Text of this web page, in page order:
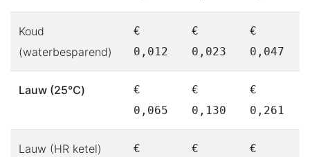
Koud
(waterbesparend)
€
0,012
€
0,023
€
0,047
Lauw (25℃)
€
0,065
€
0,130
€
0,261
Lauw (HR ketel)
€
€
€